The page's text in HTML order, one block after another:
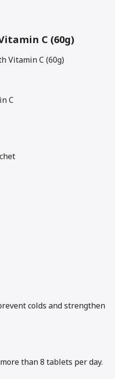
C (60g)
Vitamin C (60g)
C
colds and strengthen
than 8 tablets per day.